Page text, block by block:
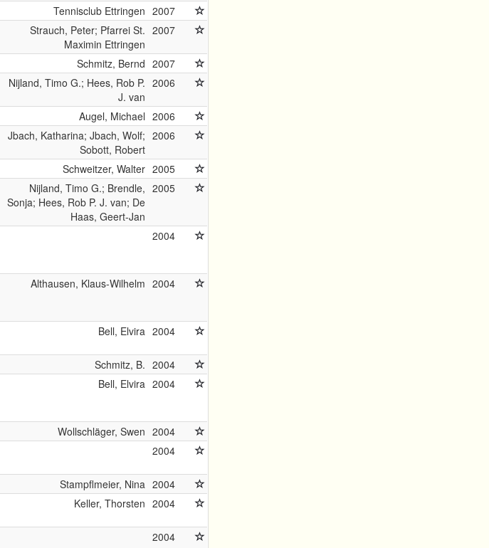
Tennisclub Ettringen 2007
Strauch, Peter; Pfarrei St.
Maximin Ettringen
2007
Schmitz, Bernd 2007
Nijland, Timo G.; Hees, Rob P.
J. van
2006
Augel, Michael 2006
Jbach, Katharina; Jbach, Wolf;
Sobott, Robert
2006
Schweitzer, Walter 2005
Nijland, Timo G.; Brendle,
Sonja; Hees, Rob P. J. van; De
Haas, Geert-Jan
2005
2004
Althausen, Klaus-Wilhelm 2004
Bell, Elvira 2004
Schmitz, B. 2004
Bell, Elvira 2004
Wollschläger, Swen 2004
2004
Stampflmeier, Nina 2004
Keller, Thorsten 2004
2004